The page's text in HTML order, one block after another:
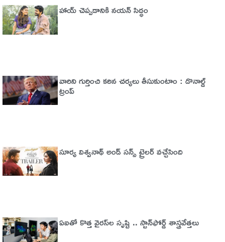
హాయ్ చెప్పడానికి నయన్ సిద్ధం
వారిని గుర్తించి కఠిన చర్యలు తీసుకుంటాం : డొనాల్డ్
ట్రంప్
సూర్య విశ్వనాథ్ అండ్ సన్స్ ట్రైలర్ వచ్చేసింది
ఏఐతో కొత్త వైరస్‌ల సృష్టి .. స్టాన్‌ఫోర్డ్‌ శాస్త్రవేత్తలు